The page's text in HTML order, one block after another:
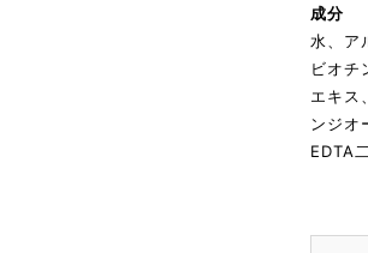
成分
水、ア
ビオチ
エキス
ンジオ
EDTA